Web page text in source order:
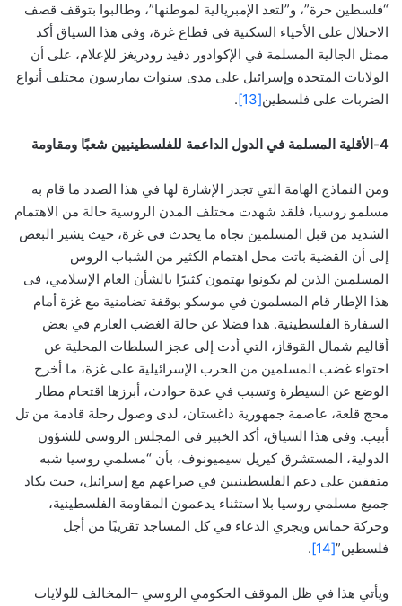
“فلسطين حرة”، و”لتعد الإمبريالية لموطنها”، وطالبوا بتوقف قصف
الاحتلال على الأحياء السكنية في قطاع غزة، وفي هذا السياق أكد
ممثل الجالية المسلمة في الإكوادور دفيد رودريغز للإعلام، على أن
الولايات المتحدة وإسرائيل على مدى سنوات يمارسون مختلف أنواع
الضربات على فلسطين[13]
.
4-الأقلية المسلمة في الدول الداعمة للفلسطينيين شعبًا ومقاومة
ومن النماذج الهامة التي تجدر الإشارة لها في هذا الصدد ما قام به
مسلمو روسيا، فلقد شهدت مختلف المدن الروسية حالة من الاهتمام
الشديد من قبل المسلمين تجاه ما يحدث في غزة، حيث يشير البعض
إلى أن القضية باتت محل اهتمام الكثير من الشباب الروس
المسلمين الذين لم يكونوا يهتمون كثيرًا بالشأن العام الإسلامي، فى
هذا الإطار قام المسلمون في موسكو بوقفة تضامنية مع غزة أمام
السفارة الفلسطينية. هذا فضلا عن حالة الغضب العارم في بعض
أقاليم شمال القوقاز، التي أدت إلى عجز السلطات المحلية عن
احتواء غضب المسلمين من الحرب الإسرائيلية على غزة، ما أخرج
الوضع عن السيطرة وتسبب في عدة حوادث، أبرزها اقتحام مطار
محج قلعة، عاصمة جمهورية داغستان، لدى وصول رحلة قادمة من تل
أبيب. وفي هذا السياق، أكد الخبير في المجلس الروسي للشؤون
الدولية، المستشرق كيريل سيميونوف، بأن “مسلمي روسيا شبه
متفقين على دعم الفلسطينيين في صراعهم مع إسرائيل، حيث يكاد
جميع مسلمي روسيا بلا استثناء يدعمون المقاومة الفلسطينية،
وحركة حماس ويجري الدعاء في كل المساجد تقريبًا من أجل
فلسطين”[14]
.
ويأتي هذا في ظل الموقف الحكومي الروسي –المخالف للولايات